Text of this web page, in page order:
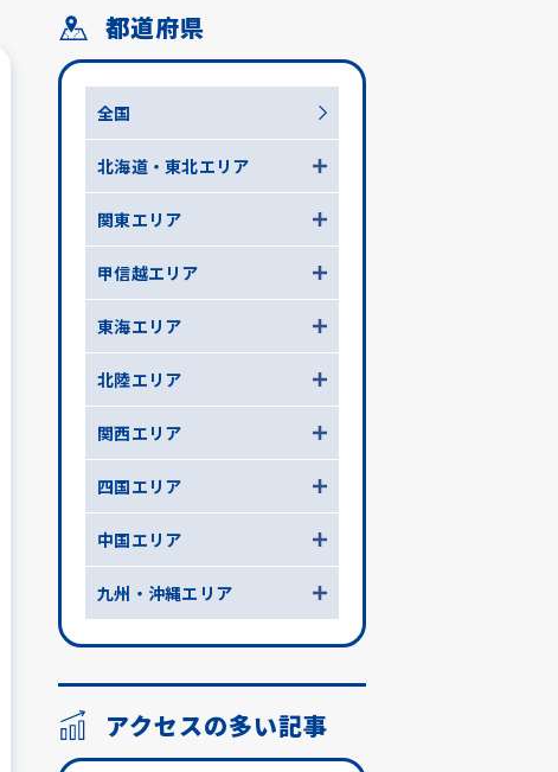
都道府県
全国
北海道・東北エリア
関東エリア
甲信越エリア
東海エリア
北陸エリア
関西エリア
四国エリア
中国エリア
九州・沖縄エリア
アクセスの多い記事